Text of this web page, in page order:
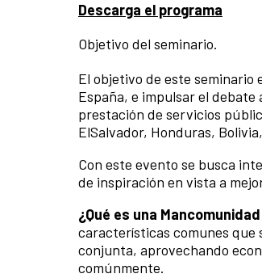
Descarga el programa
Objetivo del seminario.
El objetivo de este seminario
España, e impulsar el
prestación de servicios
ElSalvador, Honduras,
Con este evento se busca
de inspiración en vista a
¿Qué es una
características comunes que
conjunta, aprovechando
comúnmente.